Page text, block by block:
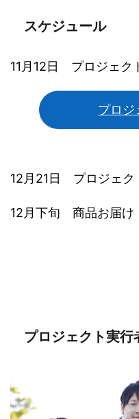
スケジュール
11月12日 プロジェク
プロジ
12月21日 プロジェク
12月下旬 商品お届け
プロジェクト実行